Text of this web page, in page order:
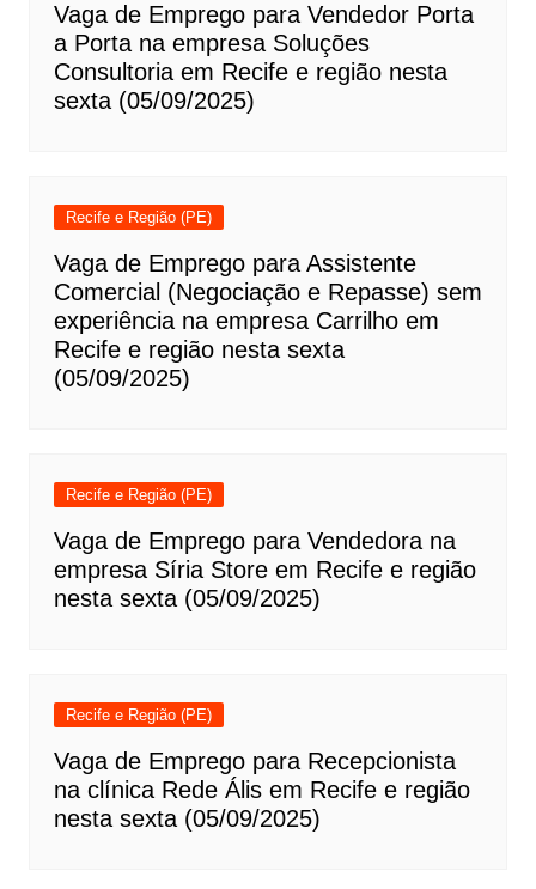
Vaga de Emprego para Vendedor Porta
a Porta na empresa Soluções
Consultoria em Recife e região nesta
sexta (05/09/2025)
Recife e Região (PE)
Vaga de Emprego para Assistente
Comercial (Negociação e Repasse) sem
experiência na empresa Carrilho em
Recife e região nesta sexta
(05/09/2025)
Recife e Região (PE)
Vaga de Emprego para Vendedora na
empresa Síria Store em Recife e região
nesta sexta (05/09/2025)
Recife e Região (PE)
Vaga de Emprego para Recepcionista
na clínica Rede Ális em Recife e região
nesta sexta (05/09/2025)